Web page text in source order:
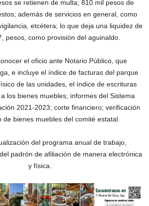
se retienen de multa; 810 mil pesos de
además de servicios en general, como
etcétera; lo que deja una liquidez de
pesos, como provisión del aguinaldo.
el oficio ante Notario Público, que
e incluye el índice de facturas del parque
de las unidades, el índice de escrituras
los bienes muebles; informes del Sistema
2021-2023; corte financiero; verificación
de bienes muebles del comité estatal.
del programa anual de trabajo,
padrón de afiliación de manera electrónica
y física.